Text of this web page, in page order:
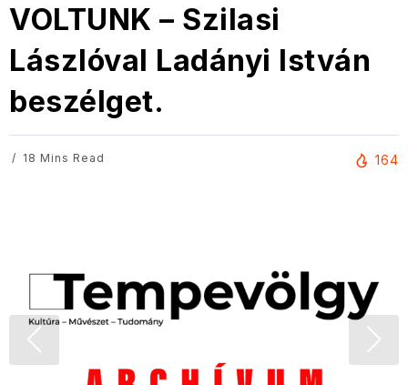
VOLTUNK – Szilasi
Lászlóval Ladányi István
beszélget.
18 Mins Read 164